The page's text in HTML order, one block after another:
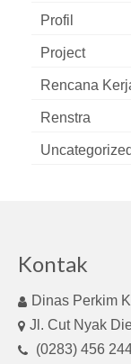
Profil
Project
Rencana
Renstra
Uncategorized
Kontak
Dinas Perkim
Jl. Cut Nyak
(0283) 456